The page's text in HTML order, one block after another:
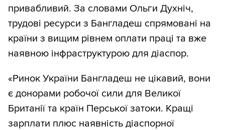
привабливий. За словами Ольги Духніч,
трудові ресурси з Бангладеш спрямовані на
країни з вищим рівнем оплати праці та вже
наявною інфраструктурою для діаспор.
«Ринок України Бангладеш не цікавий, вони
є донорами робочої сили для Великої
Британії та країн Перської затоки. Кращі
зарплати плюс наявність діаспорної